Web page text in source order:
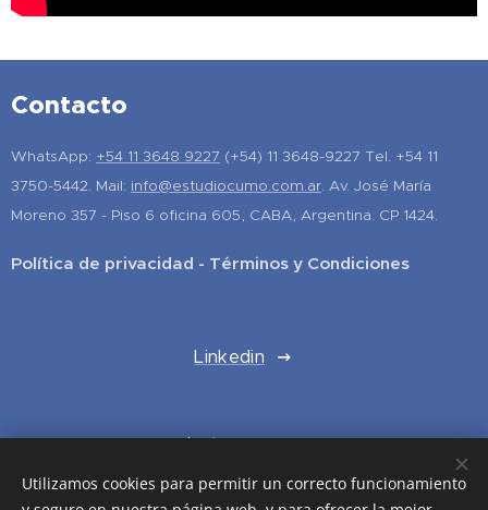
Contacto
WhatsApp: +54 11 3648 9227 (+54) 11 3648-9227 Tel. +54 11
3750-5442. Mail: info@estudiocumo.com.ar. Av. José María
Moreno 357 - Piso 6 oficina 605, CABA, Argentina. CP 1424.
Política de privacidad - Términos y Condiciones
Linkedin
Instagram
Utilizamos cookies para permitir un correcto funcionamiento